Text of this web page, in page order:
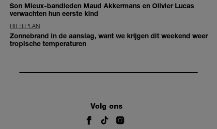
Son Mieux-bandleden Maud Akkermans en Olivier Lucas
verwachten hun eerste kind
HITTEPLAN
Zonnebrand in de aanslag, want we krijgen dit weekend weer
tropische temperaturen
Volg ons